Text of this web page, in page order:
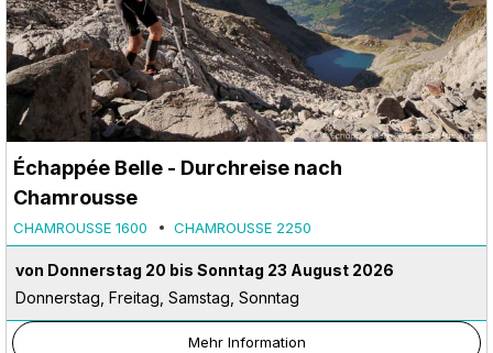
Échappée Belle - Durchreise nach
Chamrousse
CHAMROUSSE 1600 CHAMROUSSE 2250
von Donnerstag 20 bis Sonntag 23 August 2026
Donnerstag, Freitag, Samstag, Sonntag
Mehr Information